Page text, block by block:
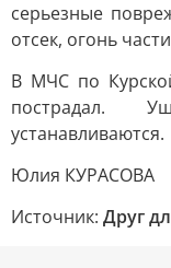
серьезные
отсек, огонь
В МЧС по
пострадал.
устанавливаются.
Юлия КУРАСОВА
Источник: Друг